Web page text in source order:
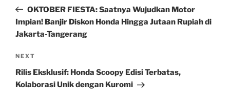
PostOKTOBER FIESTA: Saatnya Wujudkan Motor
Impian! Banjir Diskon Honda Hingga Jutaan Rupiah di
Jakarta-Tangerang
Next
Post
NEXT
Rilis Eksklusif: Honda Scoopy Edisi Terbatas,
Kolaborasi Unik dengan Kuromi